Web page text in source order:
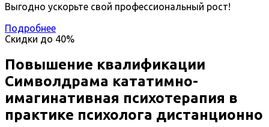
Выгодно ускорьте свой профессиональный рост!
Подробнее
Скидки до 40%
Повышение квалификации
Символдрама кататимно-
имагинативная психотерапия в
практике психолога дистанционно